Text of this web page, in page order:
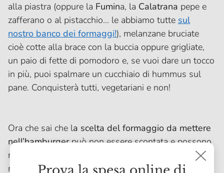
alla piastra (oppure la Fumina, la Calatrana pepe e
zafferano o al pistacchio… le abbiamo tutte sul
nostro banco dei formaggi!), melanzane bruciate
cioè cotte alla brace con la buccia oppure grigliate,
un paio di fette di pomodoro e, se vuoi dare un tocco
in più, puoi spalmare un cucchiaio di hummus sul
pane. Conquisterà tutti, vegetariani e non!
Ora che sai che la scelta del formaggio da mettere
nell’hamburgerpuò non essere scontata e possono
nascere panini da veri chef con poche semplici
mosse,dai un occhio al nostro banco dei formaggi